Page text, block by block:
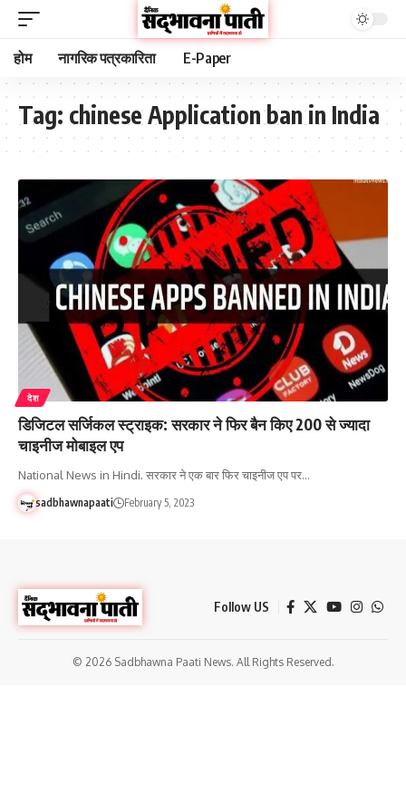
होम नागरिक पत्रकारिता E-Paper
Tag: chinese Application ban in India
देश
डिजिटल सर्जिकल स्ट्राइक: सरकार ने फिर बैन किए 200 से ज्यादा
चाइनीज मोबाइल एप
National News in Hindi. सरकार ने एक बार फिर चाइनीज एप पर…
sadbhawnapaati February 5, 2023
Follow US
© 2026 Sadbhawna Paati News. All Rights Reserved.